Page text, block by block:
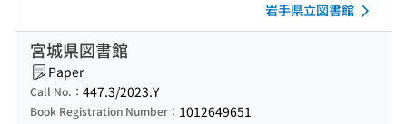
岩手県立図書館
宮城県図書館
Paper
Call No.： 447.3/2023.Y
Book Registration Number： 1012649651